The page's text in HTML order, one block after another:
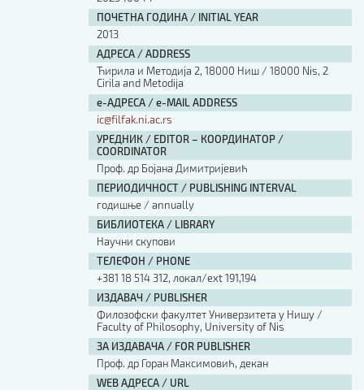
ПОЧЕТНА ГОДИНА / INITIAL YEAR
2013
АДРЕСА / ADDRESS
Ћирила и Методија 2, 18000 Ниш / 18000 Nis, 2
Cirila and Metodija
е-АДРЕСА / e-MAIL ADDRESS
ic@filfak.ni.ac.rs
УРЕДНИК / EDITOR – КООРДИНАТОР /
COORDINATOR
Проф. др Бојана Димитријевић
ПЕРИОДИЧНОСТ / PUBLISHING INTERVAL
годишње / annually
БИБЛИОТЕКА / LIBRARY
Научни скупови
ТЕЛЕФОН / PHONE
+381 18 514 312, локал/ext 191,194
ИЗДАВАЧ / PUBLISHER
Филозофски факултет Универзитета у Нишу /
Faculty of Philosophy, University of Nis
ЗА ИЗДАВАЧА / FOR PUBLISHER
Проф. др Горан Максимовић, декан
WEB АДРЕСА / URL